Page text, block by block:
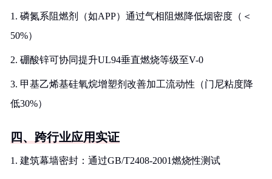
1. 磷氮系阻燃剂（如APP）通过气相阻燃降低烟密度（＜
50%）
2. 硼酸锌可协同提升UL94垂直燃烧等级至V-0
3. 甲基乙烯基硅氧烷增塑剂改善加工流动性（门尼粘度降
低30%）
四、跨行业应用实证
1. 建筑幕墙密封：通过GB/T2408-2001燃烧性测试